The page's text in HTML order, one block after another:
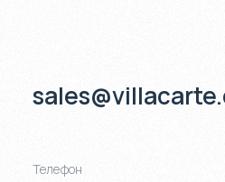
Телефон